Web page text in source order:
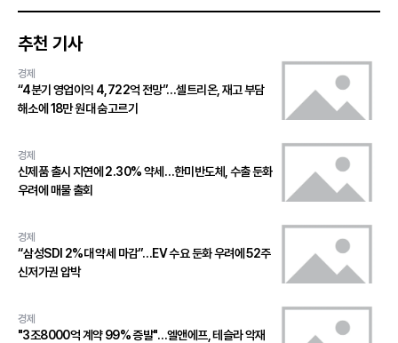
추천 기사
경제
“4분기 영업이익 4,722억 전망”…셀트리온, 재고 부담
해소에 18만 원대 숨고르기
경제
신제품 출시 지연에 2.30% 약세…한미반도체, 수출 둔화
우려에 매물 출회
경제
“삼성SDI 2%대 약세 마감”…EV 수요 둔화 우려에 52주
신저가권 압박
경제
"3조8000억 계약 99% 증발"…엘앤에프, 테슬라 악재